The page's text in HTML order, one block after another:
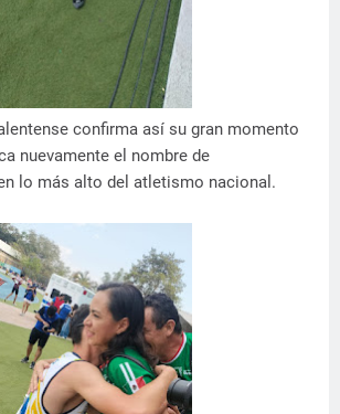
confirma así su gran momento
nuevamente el nombre de
lo más alto del atletismo nacional.